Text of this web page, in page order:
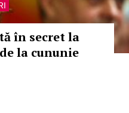
în secret la
la cununie